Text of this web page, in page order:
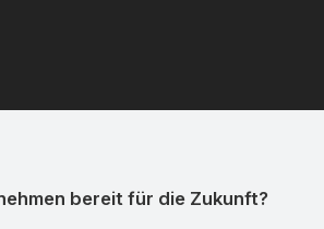
bereit für die Zukunft?